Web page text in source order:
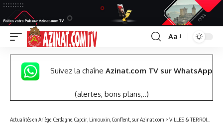
Font
Resizer
Aa
Suivez la chaîne Azinat.com TV sur WhatsApp
(alertes, bons plans,..)
Actualités en Ariège, Cerdagne, Capcir, Limouxin, Conflent, sur Azinat.com > VILLES & TERROIRS DES PYRÉNÉES EST